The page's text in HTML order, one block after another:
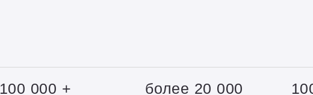
100 000 + более 20 000